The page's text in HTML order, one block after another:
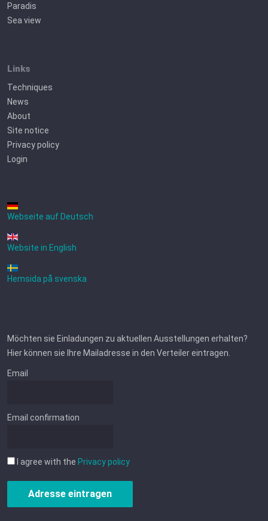
Paradis
Sea view
Links
Techniques
News
About
Site notice
Privacy policy
Login
Webseite auf Deutsch
Website in English
Hemsida på svenska
Möchten sie Einladungen zu aktuellen Ausstellungen erhalten?
Hier können sie Ihre Mailadresse in den Verteiler eintragen.
Email
Email confirmation
I agree with the Privacy policy
Adresse eintragen